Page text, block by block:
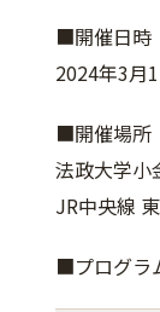
■開催日時
2024年3月
■開催場所
法政大学小
JR中央線
■プログラ